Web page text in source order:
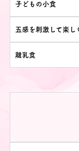
子どもの小食
五感を刺激して楽し
離乳食